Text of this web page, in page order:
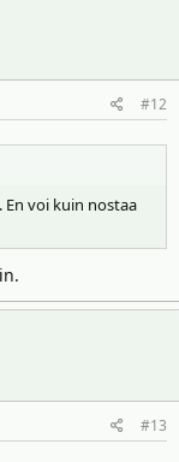
#12
voi kuin nostaa
#13